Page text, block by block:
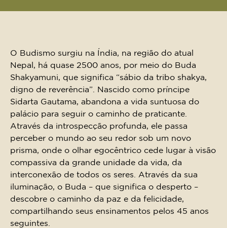
O Budismo surgiu na Índia, na região do atual
Nepal, há quase 2500 anos, por meio do Buda
Shakyamuni, que significa “sábio da tribo shakya,
digno de reverência”. Nascido como príncipe
Sidarta Gautama, abandona a vida suntuosa do
palácio para seguir o caminho de praticante.
Através da introspecção profunda, ele passa
perceber o mundo ao seu redor sob um novo
prisma, onde o olhar egocêntrico cede lugar à visão
compassiva da grande unidade da vida, da
interconexão de todos os seres. Através da sua
iluminação, o Buda – que significa o desperto –
descobre o caminho da paz e da felicidade,
compartilhando seus ensinamentos pelos 45 anos
seguintes.